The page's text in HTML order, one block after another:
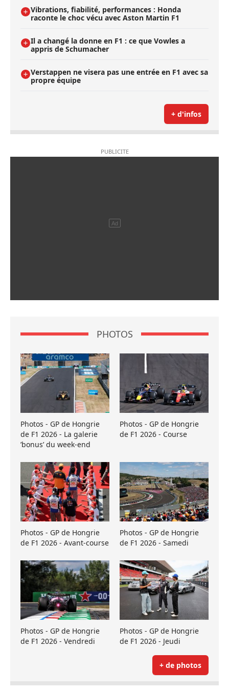
Vibrations, fiabilité, performances : Honda
raconte le choc vécu avec Aston Martin F1
Il a changé la donne en F1 : ce que Vowles a
appris de Schumacher
Verstappen ne visera pas une entrée en F1 avec sa
propre équipe
+ d'infos
PHOTOS
Photos - GP de Hongrie
de F1 2026 - La galerie
’bonus’ du week-end
Photos - GP de Hongrie
de F1 2026 - Course
Photos - GP de Hongrie
de F1 2026 - Avant-course
Photos - GP de Hongrie
de F1 2026 - Samedi
Photos - GP de Hongrie
de F1 2026 - Vendredi
Photos - GP de Hongrie
de F1 2026 - Jeudi
+ de photos